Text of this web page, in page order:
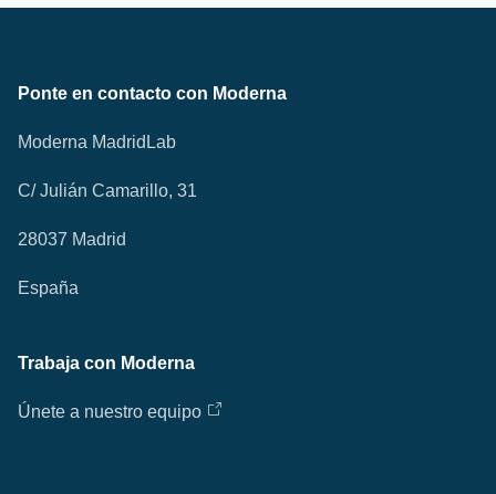
Ponte en contacto con Moderna
Moderna MadridLab
C/ Julián Camarillo, 31
28037 Madrid
España
Trabaja con Moderna
Únete a nuestro equipo